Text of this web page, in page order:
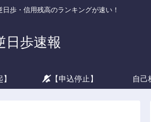
歩・信用残高のランキングが速い！
日歩速報
【申込停止】 自己